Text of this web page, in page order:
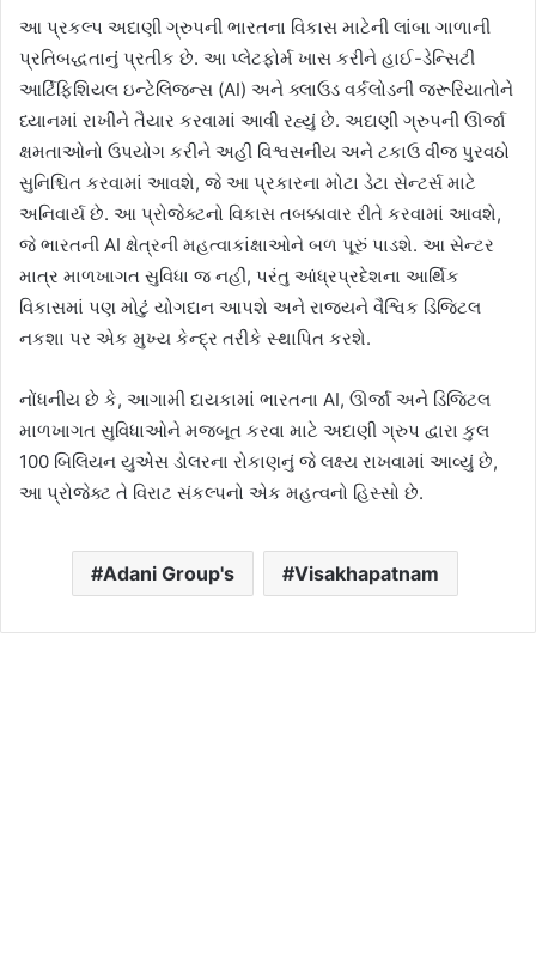
આ પ્રકલ્પ અદાણી ગ્રુપની ભારતના વિકાસ માટેની લાંબા ગાળાની
પ્રતિબદ્ધતાનું પ્રતીક છે. આ પ્લેટફોર્મ ખાસ કરીને હાઈ-ડેન્સિટી
આર્ટિફિશિયલ ઇન્ટેલિજન્સ (AI) અને ક્લાઉડ વર્કલોડની જરૂરિયાતોને
ધ્યાનમાં રાખીને તૈયાર કરવામાં આવી રહ્યું છે. અદાણી ગ્રુપની ઊર્જા
ક્ષમતાઓનો ઉપયોગ કરીને અહીં વિશ્વસનીય અને ટકાઉ વીજ પુરવઠો
સુનિશ્ચિત કરવામાં આવશે, જે આ પ્રકારના મોટા ડેટા સેન્ટર્સ માટે
અનિવાર્ય છે. આ પ્રોજેક્ટનો વિકાસ તબક્કાવાર રીતે કરવામાં આવશે,
જે ભારતની AI ક્ષેત્રની મહત્વાકાંક્ષાઓને બળ પૂરું પાડશે. આ સેન્ટર
માત્ર માળખાગત સુવિધા જ નહીં, પરંતુ આંધ્રપ્રદેશના આર્થિક
વિકાસમાં પણ મોટું યોગદાન આપશે અને રાજ્યને વૈશ્વિક ડિજિટલ
નકશા પર એક મુખ્ય કેન્દ્ર તરીકે સ્થાપિત કરશે.
નોંધનીય છે કે, આગામી દાયકામાં ભારતના AI, ઊર્જા અને ડિજિટલ
માળખાગત સુવિધાઓને મજબૂત કરવા માટે અદાણી ગ્રુપ દ્વારા કુલ
100 બિલિયન યુએસ ડોલરના રોકાણનું જે લક્ષ્ય રાખવામાં આવ્યું છે,
આ પ્રોજેક્ટ તે વિરાટ સંકલ્પનો એક મહત્વનો હિસ્સો છે.
Adani Group's Visakhapatnam